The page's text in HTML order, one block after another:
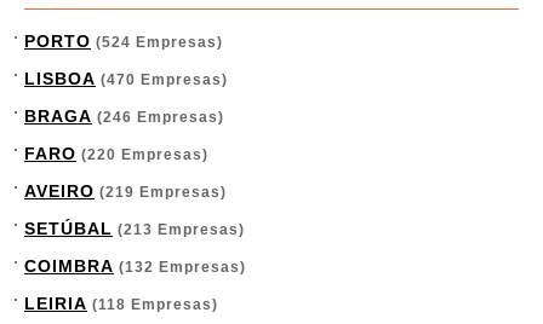
PORTO (524 Empresas)
LISBOA (470 Empresas)
BRAGA (246 Empresas)
FARO (220 Empresas)
AVEIRO (219 Empresas)
SETÚBAL (213 Empresas)
COIMBRA (132 Empresas)
LEIRIA (118 Empresas)